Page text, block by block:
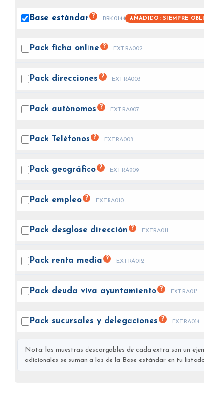
Base estándar ? BRK0144 AÑADIDO: SIEMPRE
Pack ficha online ? EXTRA002
Pack direcciones ? EXTRA003
Pack autónomos ? EXTRA007
Pack Teléfonos ? EXTRA008
Pack geográfico ? EXTRA009
Pack empleo ? EXTRA010
Pack desglose dirección ? EXTRA011
Pack renta media ? EXTRA012
Pack deuda viva ayuntamiento ? EXTRA013
Pack sucursales y delegaciones ? EXTRA014
Nota: las muestras descargables de cada extra son un
adicionales se suman a los de la Base estándar en tu listado